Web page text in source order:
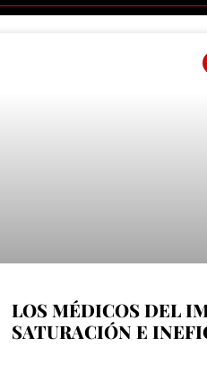
LOS MÉDICOS DEL
SATURACIÓN E